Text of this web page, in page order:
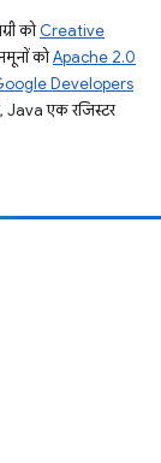
कोCreative
कोApache 2.0
Developers
एक रजिस्टर